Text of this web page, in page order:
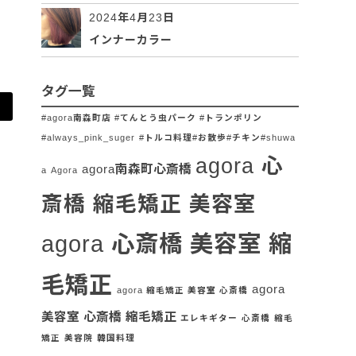
2024年4月23日
インナーカラー
タグ一覧
#agora南森町店 #てんとう虫パーク #トランポリン
#always_pink_suger #トルコ料理#お散歩#チキン#shuwa
a Agora agora南森町心斎橋 agora 心
斎橋 縮毛矯正 美容室
agora 心斎橋 美容室 縮
毛矯正 agora 縮毛矯正 美容室 心斎橋 agora
美容室 心斎橋 縮毛矯正 エレキギター 心斎橋 縮毛
矯正 美容院 韓国料理